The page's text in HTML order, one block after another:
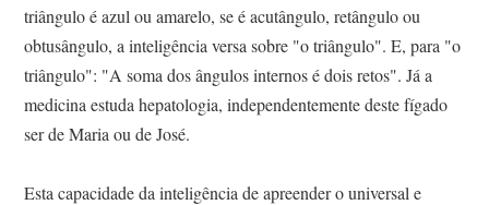
triângulo é azul ou amarelo, se é acutângulo, retângulo ou
obtusângulo, a inteligência versa sobre "o triângulo". E, para "o
triângulo": "A soma dos ângulos internos é dois retos". Já a
medicina estuda hepatologia, independentemente deste fígado
ser de Maria ou de José.
Esta capacidade da inteligência de apreender o universal e